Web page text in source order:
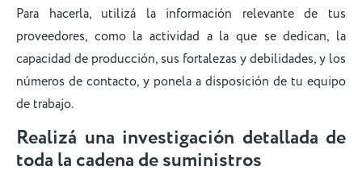
Para hacerla, utilizá la información relevante de tus
proveedores, como la actividad a la que se dedican, la
capacidad de producción, sus fortalezas y debilidades, y los
números de contacto, y ponela a disposición de tu equipo
de trabajo.
Realizá una investigación detallada de
toda la cadena de suministros